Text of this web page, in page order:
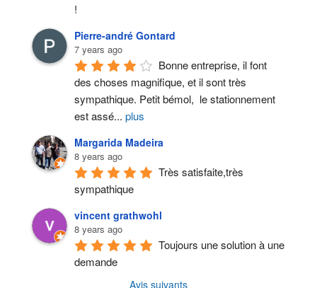
!
Pierre-andré Gontard
7 years ago
Bonne entreprise, il font
des choses magnifique, et il sont très
sympathique. Petit bémol,  le stationnement
est assé... plus
Margarida Madeira
8 years ago
Très satisfaite,très
sympathique
vincent grathwohl
8 years ago
Toujours une solution à une
demande
Avis suivants